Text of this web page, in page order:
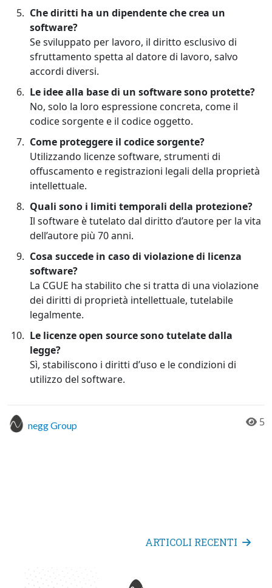
Che diritti ha un dipendente che crea un
software?
Se sviluppato per lavoro, il diritto esclusivo di
sfruttamento spetta al datore di lavoro, salvo
accordi diversi.
Le idee alla base di un software sono protette?
No, solo la loro espressione concreta, come il
codice sorgente e il codice oggetto.
Come proteggere il codice sorgente?
Utilizzando licenze software, strumenti di
offuscamento e registrazioni legali della proprietà
intellettuale.
Quali sono i limiti temporali della protezione?
Il software è tutelato dal diritto d’autore per la vita
dell’autore più 70 anni.
Cosa succede in caso di violazione di licenza
software?
La CGUE ha stabilito che si tratta di una violazione
dei diritti di proprietà intellettuale, tutelabile
legalmente.
Le licenze open source sono tutelate dalla
legge?
Sì, stabiliscono i diritti d’uso e le condizioni di
utilizzo del software.
negg Group 5
ARTICOLI RECENTI